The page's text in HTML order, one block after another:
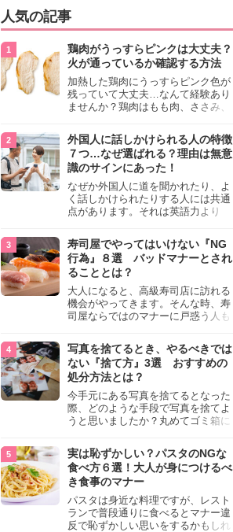
人気の記事
鶏肉がうっすらピンクは大丈夫？
火が通っているか確認する方法
加熱した鶏肉にうっすらピンク色が
残っていて大丈夫…なんて経験あり
ませんか？鶏肉はもも肉、ささみ、
わいが異なり、いろいろと楽しめる
料理ですが、鶏肉は加熱した後でも
うっすらピンク色の部分が大丈夫な
のと気になるときがあります。この
記事では生焼けか火が通っているの
かを確認する方法や、鶏肉を調理す
るときの注意点を紹介しますので、
参考にしてみてくださいね。
外国人に話しかけられる人の特徴
７つ…なぜ選ばれる？理由は無意
識のサインにあった！
なぜか外国人に道を聞かれたり、よ
く話しかけられたりする人には共通
点があります。それは英語力より
けても大丈夫」というサインが関係
しています。よく選ばれる人の特徴
や、英語が苦手でも焦らない対処
法、自分を守るための注意点を詳し
く解説します。
寿司屋でやってはいけない『NG
行為』８選 バッドマナーとされ
ることとは？
大人になると、高級寿司店に訪れる
機会がやってきます。そんな時、寿
司屋ならではのマナーに戸惑う人も
らためて寿司屋でやってはいけない
『NG行為』をチェックしましょう。
写真を捨てるとき、やるべきでは
ない『捨て方』3選 おすすめの
処分方法とは？
今手元にある写真を捨てるとなった
際、どのような手段で写真を捨てよ
うと思いましたか？丸めてゴミ箱に
真は個人情報が詰まっているので、
ただ丸めただけの状態で捨ててしま
うのは危険です。写真にすべきでは
ない捨て方をまとめているので、ぜ
ひチェックしておきましょう。
実は恥ずかしい？パスタのNGな
食べ方６選！大人が身につけるべ
き食事のマナー
パスタは身近な料理ですが、レスト
ランで普段通りに食べるとマナー違
反で恥ずかしい思いをするかもしれ